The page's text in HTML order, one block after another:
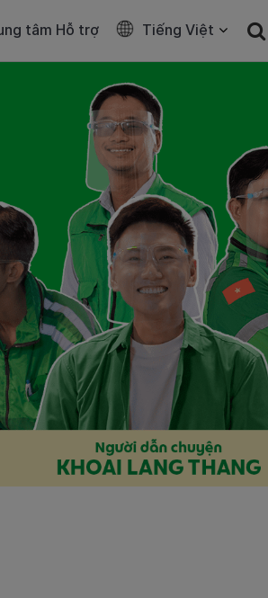
tâm Hỗ trợ Tiếng Việt